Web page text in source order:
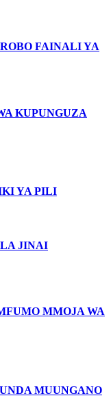
FAINALI YA
KUPUNGUZA
YA PILI
JINAI
MMOJA WA
MUUNGANO